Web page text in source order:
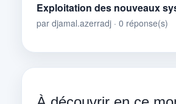
Exploitation des nouveaux
par djamal.azerradj · 0 réponse(s)